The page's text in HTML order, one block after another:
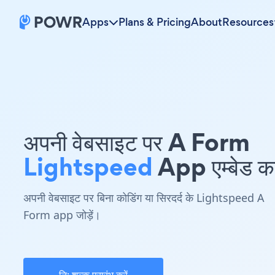
Apps Plans & PricingAboutResources
अपनी वेबसाइट पर A Form
LightspeedApp एम्बेड
अपनी वेबसाइट पर बिना कोडिंग या सिरदर्द के Lightspeed A
Form app जोड़ें।